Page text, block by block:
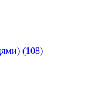
(108)